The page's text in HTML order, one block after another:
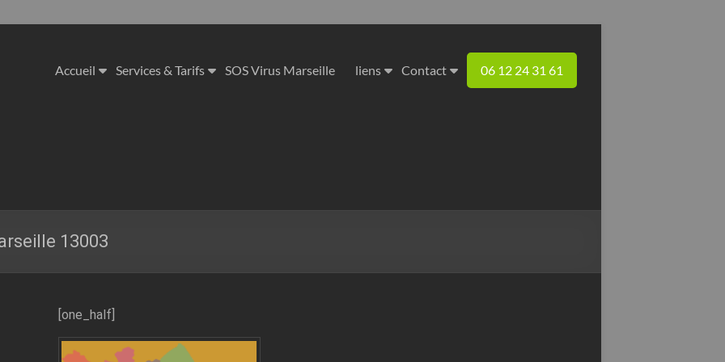
Accueil Services & Tarifs SOS Virus Marseille liens Contact 06 12 24 31 61
13003
[one_half]